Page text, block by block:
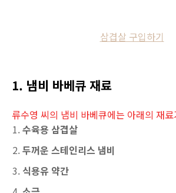
삼겹살 구입하기
1. 냄비 바베큐 재료
류수영 씨의 냄비 바베큐에는 아래의 재
수육용 삼겹살
두꺼운 스테인리스 냄비
식용유 약간